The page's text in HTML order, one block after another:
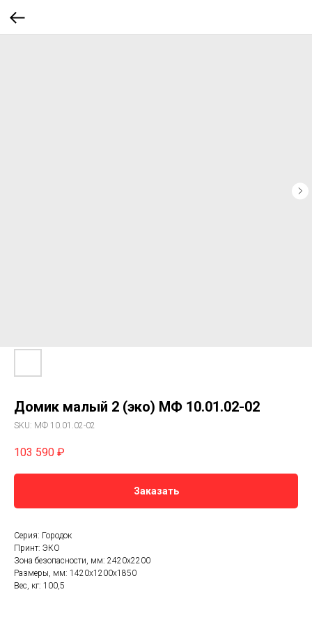
Домик малый 2 (эко) МФ 10.01.02-02
SKU: МФ 10.01.02-02
103 590 ₽
Заказать
Серия: Городок
Принт: ЭКО
Зона безопасности, мм: 2420х2200
Размеры, мм: 1420х1200х1850
Вес, кг: 100,5